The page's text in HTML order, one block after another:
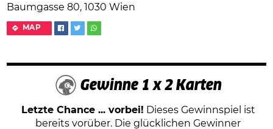
Baumgasse 80, 1030 Wien
MAP
Gewinne 1 x 2 Karten
Letzte Chance ... vorbei! Dieses Gewinnspiel ist
bereits vorüber. Die glücklichen Gewinner